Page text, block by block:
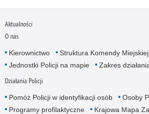
Aktualności
O nas
Kierownictwo
Struktura Komendy
Jednostki Policji na mapie
Zakres
Działania Policji
Pomóż Policji w identyfikacji osób
Osoby
Programy profilaktyczne
Krajowa Mapa